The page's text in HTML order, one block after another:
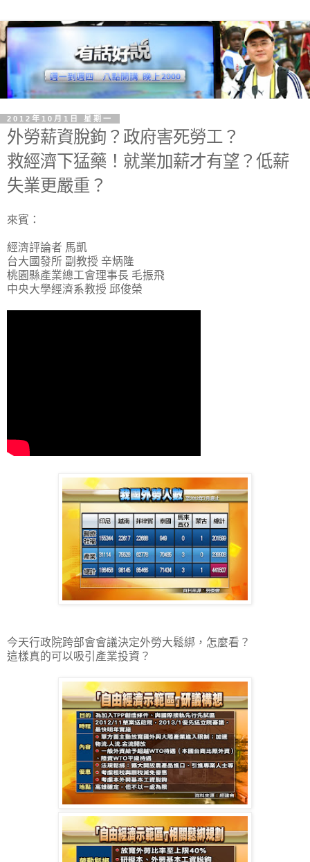
2012年10月1日 星期一
外勞薪資脫鉤？政府害死勞工？
救經濟下猛藥！就業加薪才有望？低薪
失業更嚴重？
來賓：
經濟評論者 馬凱
台大國發所 副教授 辛炳隆
桃園縣產業總工會理事長 毛振飛
中央大學經濟系教授 邱俊榮
今天行政院跨部會會議決定外勞大鬆綁，怎麼看？
這樣真的可以吸引產業投資？